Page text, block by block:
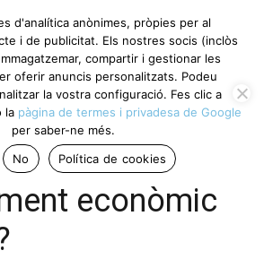
de
econòmic
d'analítica anònimes, pròpies per al
i de publicitat. Els nostres socis (inclòs
compartir i gestionar les
oferir anuncis personalitzats. Podeu
la vostra configuració. Fes clic a
la pàgina de termes i privadesa de Google
per saber-ne més.
No Política de cookies